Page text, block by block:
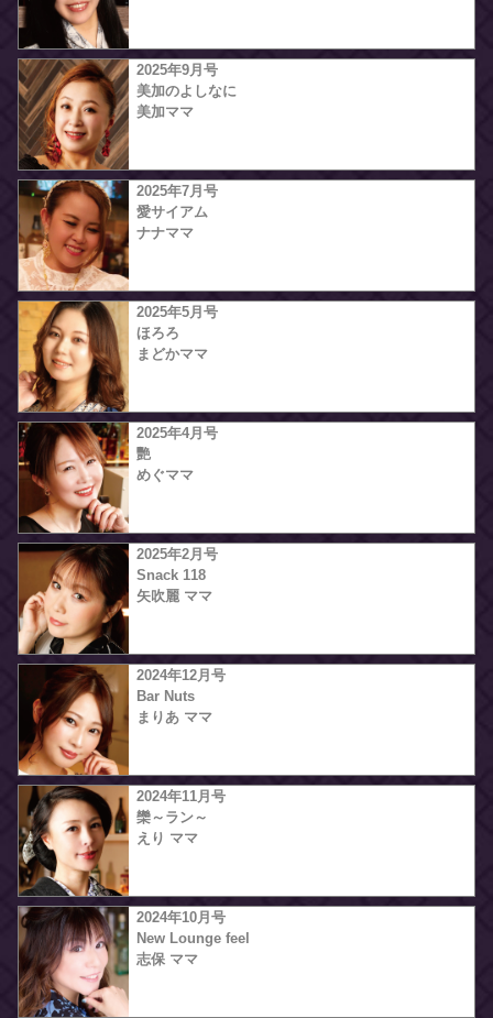
2025年9月号
美加のよしなに
美加ママ
2025年7月号
愛サイアム
ナナママ
2025年5月号
ほろろ
まどかママ
2025年4月号
艷
めぐママ
2025年2月号
Snack 118
矢吹麗 ママ
2024年12月号
Bar Nuts
まりあ ママ
2024年11月号
欒～ラン～
えり ママ
2024年10月号
New Lounge feel
志保 ママ